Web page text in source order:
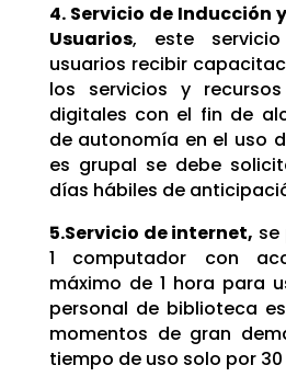
4. Servicio de Inducción
Usuarios, este
usuarios recibir
los servicios y
digitales con el fin de
de autonomía en el uso
es grupal se debe
días hábiles de
5.Servicio de internet, se
1 computador con
máximo de 1 hora para
personal de biblioteca
momentos de gran
tiempo de uso solo por